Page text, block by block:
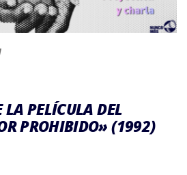
LA PELÍCULA DEL
PROHIBIDO» (1992)